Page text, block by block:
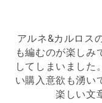
アルネ&カルロス
も編むのが楽しみ
してしまいました
い購入意欲も湧い
楽しい文